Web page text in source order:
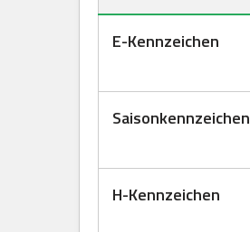
E-Kennzeichen
Saisonkennzeichen
H-Kennzeichen